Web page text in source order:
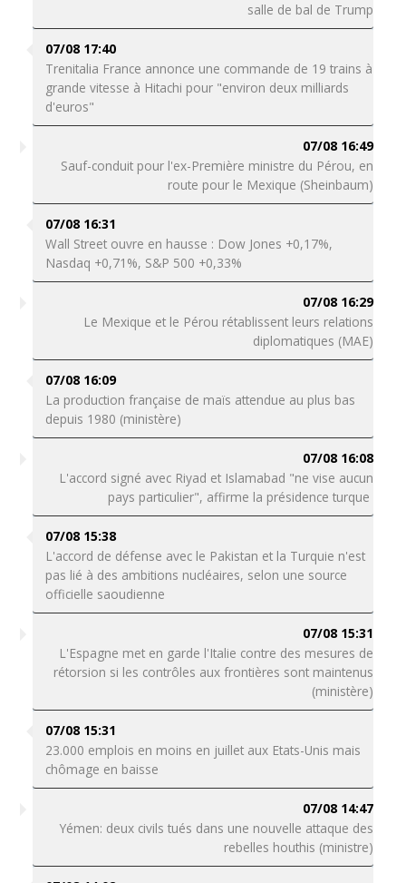
salle de bal de Trump
07/08 17:40
Trenitalia France annonce une commande de 19 trains à
grande vitesse à Hitachi pour "environ deux milliards
d'euros"
07/08 16:49
Sauf-conduit pour l'ex-Première ministre du Pérou, en
route pour le Mexique (Sheinbaum)
07/08 16:31
Wall Street ouvre en hausse : Dow Jones +0,17%,
Nasdaq +0,71%, S&P 500 +0,33%
07/08 16:29
Le Mexique et le Pérou rétablissent leurs relations
diplomatiques (MAE)
07/08 16:09
La production française de maïs attendue au plus bas
depuis 1980 (ministère)
07/08 16:08
L'accord signé avec Riyad et Islamabad "ne vise aucun
pays particulier", affirme la présidence turque
07/08 15:38
L'accord de défense avec le Pakistan et la Turquie n'est
pas lié à des ambitions nucléaires, selon une source
officielle saoudienne
07/08 15:31
L'Espagne met en garde l'Italie contre des mesures de
rétorsion si les contrôles aux frontières sont maintenus
(ministère)
07/08 15:31
23.000 emplois en moins en juillet aux Etats-Unis mais
chômage en baisse
07/08 14:47
Yémen: deux civils tués dans une nouvelle attaque des
rebelles houthis (ministre)